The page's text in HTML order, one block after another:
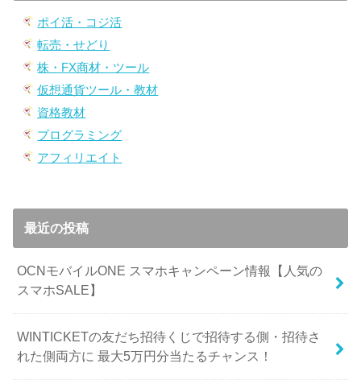
ポイ活・コジ活
転売・せどり
株・FX商材・ツール
仮想通貨ツール・教材
資格教材
プログラミング
アフィリエイト
最近の投稿
OCNモバイルONE スマホキャンペーン情報【人気の
スマホSALE】
WINTICKETの友だち招待くじで招待する側・招待さ
れた側両方に 最大5万円分当たるチャンス！